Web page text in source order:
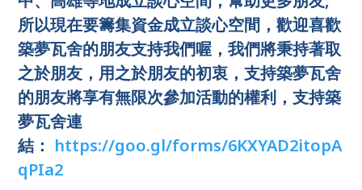
所以現在要籌集資金成立談心空間，歡迎喜歡
築夢瓦舍的朋友支持我們喔，我們將秉持著取
之於朋友，用之於朋友的初衷，支持築夢瓦舍
的朋友將享有無限次參加活動的權利，支持築
夢瓦舍連
結： https://goo.gl/forms/6KXYAD2itopA
qPIa2